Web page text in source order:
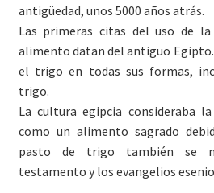
antigüedad, unos 5000 años atrás.
Las primeras citas del uso de
alimento datan del antiguo
el trigo en todas sus formas,
trigo.
La cultura egipcia consideraba
como un alimento sagrado
pasto de trigo también se
testamento y los evangelios